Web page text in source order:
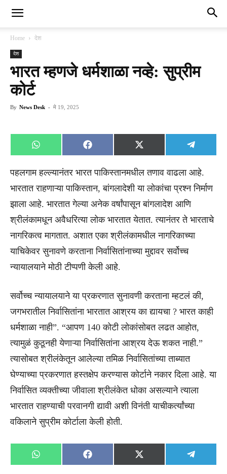
Home देश
देश
भारत म्हणजे धर्मशाळा नव्हे: सुप्रीम
कोर्ट
By News Desk - मे 19, 2025
Share
on
WhatsApp
Share
on
Facebook
Share
on
X
(Twitter)
Share
on
पहलगाम हल्ल्यानंतर भारत पाकिस्तानमधील तणाव वाढला आहे.
भारतात राहणाऱ्या पाकिस्तान, बांगलादेशी या लोकांचा प्रश्न निर्माण
झाला आहे. भारतात गेल्या अनेक वर्षांपासून बांगलादेश आणि
श्रीलंकामधून अवैधरित्या लोक भारतात येतात. त्यानंतर ते भारताचे
नागरिकत्व मागतात. अशात एका श्रीलंकामधील नागरिकाच्या
याचिकेवर सुनावणे करताना निर्वासितांनाच्या मुद्दावर सर्वोच्च
न्यायालयाने मोठी टीप्पणी केली आहे.
सर्वोच्च न्यायालयाने या प्रकरणात सुनावणी करताना म्हटलं की,
जगभरातील निर्वासितांना भारतात आश्रय का द्यायचा ? भारत काही
धर्मशाळा नाही”. “आपण 140 कोटी लोकांसोबत लढत आहोत,
त्यामुळं कुठूनही येणाऱ्या निर्वासितांना आश्रय देऊ शकत नाही.”
त्यासोबत श्रीलंकेतून आलेल्या तमिळ निर्वासितांच्या ताब्यात
घेण्याच्या प्रकरणात हस्तक्षेप करण्यास कोर्टाने नकार दिला आहे. या
निर्वासित व्यक्तीच्या जीवाला श्रीलंकेत धोका असल्याने त्याला
भारतात राहण्याची परवानगी द्यावी अशी विनंती याचीकर्त्यांच्या
वकिलाने सुप्रीम कोर्टाला केली होती.
Share
on
WhatsApp
Share
on
Facebook
Share
on
X
(Twitter)
Share
on